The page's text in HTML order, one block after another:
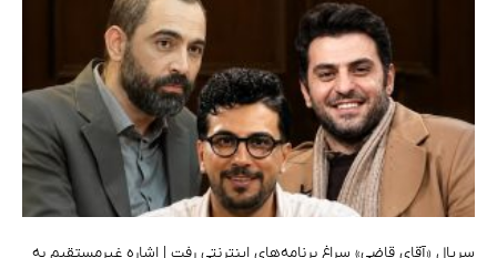
سریال «آقای قاضی» سراغ برنامه‌های اینترنتی رفت | اشاره غیرمستقیم به